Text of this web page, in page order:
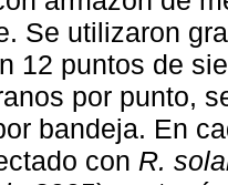
Se utilizaron
12 puntos de
por punto,
bandeja. En
con R.